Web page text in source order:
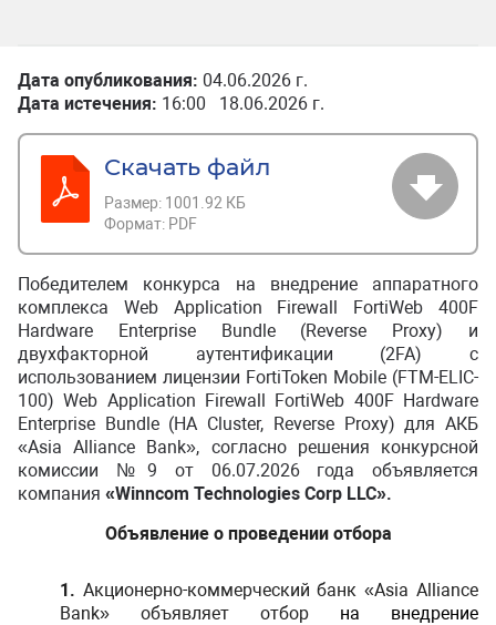
Дата опубликования: 04.06.2026 г.
Дата истечения: 16:00 18.06.2026 г.
Скачать файл
Размер: 1001.92 КБ
Формат: PDF
Победителем конкурса на внедрение аппаратного
комплекса Web Application Firewall FortiWeb 400F
Hardware Enterprise Bundle (Reverse Proxy) и
двухфакторной аутентификации (2FA) с
использованием лицензии FortiToken Mobile (FTM-ELIC-
100) Web Application Firewall FortiWeb 400F Hardware
Enterprise Bundle (HA Cluster, Reverse Proxy) для АКБ
«Asia Alliance Bank», согласно решения конкурсной
комиссии №9 от 06.07.2026 года объявляется
компания «Winncom Technologies Corp LLC».
Объявление о проведении отбора
1. Акционерно-коммерческий банк «Asia Alliance
Bank» объявляет отбор на внедрение